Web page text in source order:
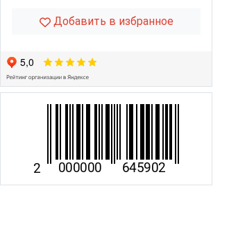
Добавить в избранное